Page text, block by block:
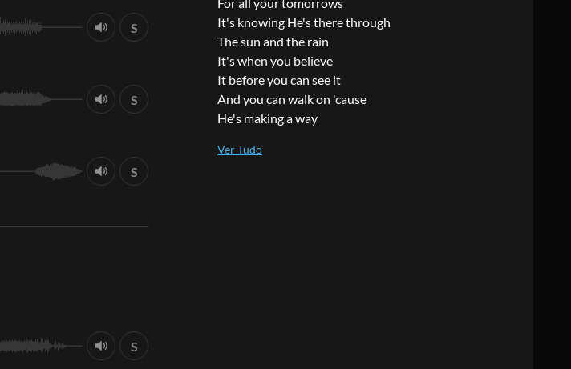
It's knowing He's there through
The sun and the rain
It's when you believe
It before you can see it
And you can walk on 'cause
He's making a way
S
S
S
S